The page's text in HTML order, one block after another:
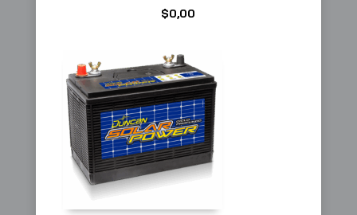
$0,00